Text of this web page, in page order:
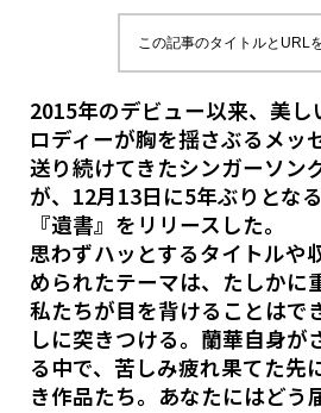
この記事のタイトルとURL
2015年のデビュー以来、美し
ロディーが胸を揺さぶるメッ
送り続けてきたシンガーソン
が、12月13日に5年ぶりとな
『遺書』をリリースした。
思わずハッとするタイトルや
められたテーマは、たしかに
私たちが目を背けることはで
しに突きつける。蘭華自身が
る中で、苦しみ疲れ果てた先
き作品たち。あなたにはどう